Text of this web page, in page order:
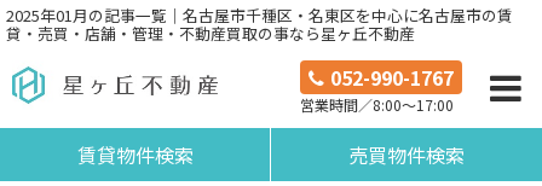
2025年01月の記事一覧｜名古屋市千種区・名東区を中心に名古屋市の賃
貸・売買・店舗・管理・不動産買取の事なら星ヶ丘不動産
052-990-1767
営業時間／8:00～17:00
賃貸物件検索 売買物件検索